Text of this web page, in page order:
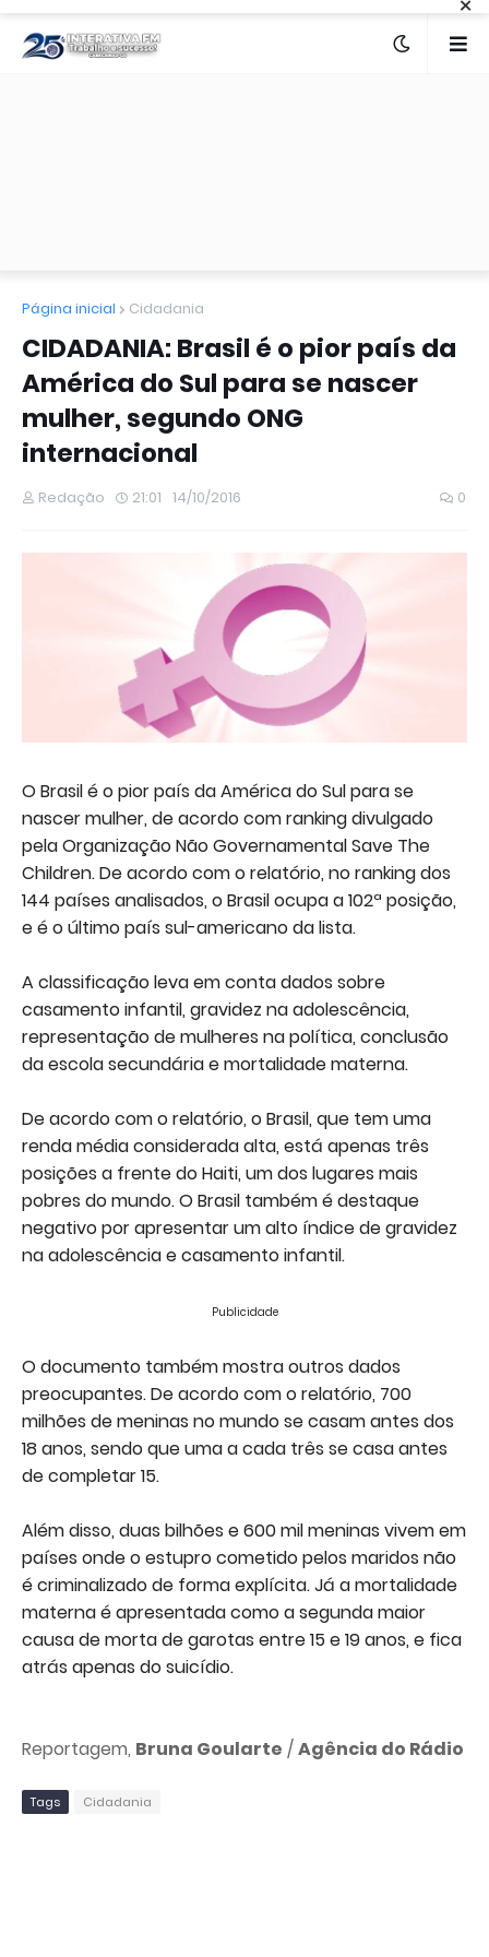
Página inicial Cidadania
CIDADANIA: Brasil é o pior país da
América do Sul para se nascer
mulher, segundo ONG
internacional
Redação 21:01 14/10/2016 0
O Brasil é o pior país da América do Sul para se
nascer mulher, de acordo com ranking divulgado
pela Organização Não Governamental Save The
Children. De acordo com o relatório, no ranking dos
144 países analisados, o Brasil ocupa a 102ª posição,
e é o último país sul-americano da lista.
A classificação leva em conta dados sobre
casamento infantil, gravidez na adolescência,
representação de mulheres na política, conclusão
da escola secundária e mortalidade materna.
De acordo com o relatório, o Brasil, que tem uma
renda média considerada alta, está apenas três
posições a frente do Haiti, um dos lugares mais
pobres do mundo. O Brasil também é destaque
negativo por apresentar um alto índice de gravidez
na adolescência e casamento infantil.
Publicidade
O documento também mostra outros dados
preocupantes. De acordo com o relatório, 700
milhões de meninas no mundo se casam antes dos
18 anos, sendo que uma a cada três se casa antes
de completar 15.
Além disso, duas bilhões e 600 mil meninas vivem em
países onde o estupro cometido pelos maridos não
é criminalizado de forma explícita. Já a mortalidade
materna é apresentada como a segunda maior
causa de morta de garotas entre 15 e 19 anos, e fica
atrás apenas do suicídio.
Reportagem, Bruna Goularte /Agência do Rádio
Tags Cidadania